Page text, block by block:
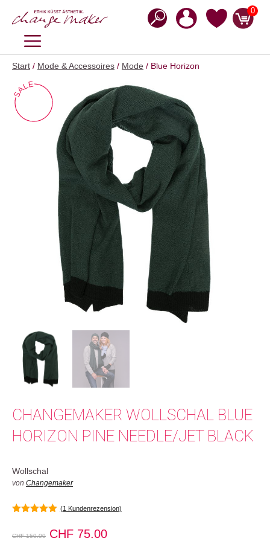
Inhalt
0
MENÜ
Start / Mode & Accessoires / Mode / Blue Horizon
CHANGEMAKER WOLLSCHAL BLUE
HORIZON PINE NEEDLE/JET BLACK
Wollschal
von Changemaker
(1 Kundenrezension)
CHF150.00
Ursprünglicher
CHF 75.00Aktueller